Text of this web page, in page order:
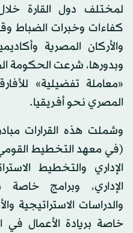
لمختلف دول القارة
كفاءات وخبرات الضباط
والأركان المصرية
وبدورها، شرعت الحكومة
«معاملة تفضيلية»
المصري نحو أفريقيا.
وشملت هذه القرارات
(في معهد التخطيط
الإداري والتخطيط
الإداري، وبرامج خاصة
والدراسات الاستراتيجية
خاصة بريادة الأعمال